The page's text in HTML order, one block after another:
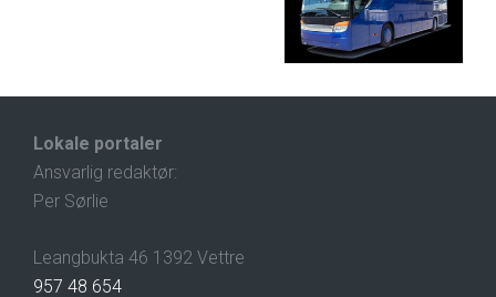
Lokale portaler
Ansvarlig redaktør:
Per Sørlie
Leangbukta 46 1392 Vettre
957 48 654